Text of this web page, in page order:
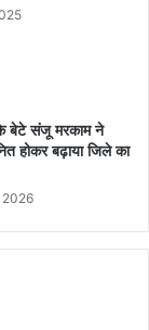
के बेटे संजू मरकाम ने
होकर बढ़ाया जिले का
2026